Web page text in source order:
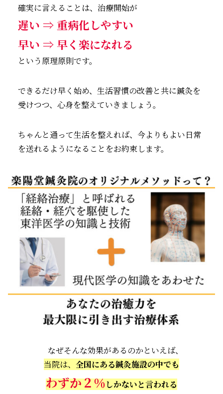
確実に言えることは、治療開始が
遅い ⇒ 重病化しやすい
早い ⇒ 早く楽になれる
という原理原則です。
できるだけ早く始め、生活習慣の改善と共に鍼灸を
受けつつ、心身を整えていきましょう。
ちゃんと通って生活を整えれば、今よりもよい日常
を送れるようになることをお約束します。
なぜそんな効果があるのかといえば、
当院は、 全国にある鍼灸施設の中でも
わずか２％しかないと言われる